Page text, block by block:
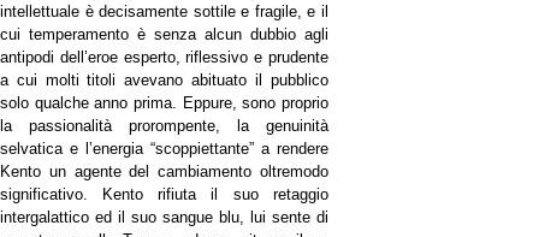
intellettuale è decisamente sottile e fragile, e il
cui temperamento è senza alcun dubbio agli
antipodi dell’eroe esperto, riflessivo e prudente
a cui molti titoli avevano abituato il pubblico
solo qualche anno prima. Eppure, sono proprio
la passionalità prorompente, la genuinità
selvatica e l’energia “scoppiettante” a rendere
Kento un agente del cambiamento oltremodo
significativo. Kento rifiuta il suo retaggio
intergalattico ed il suo sangue blu, lui sente di